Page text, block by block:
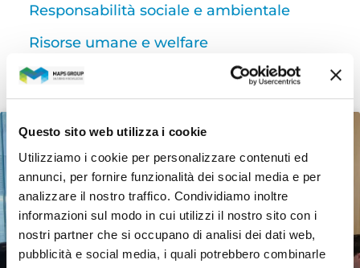
Questo sito web utilizza i cookie
Utilizziamo i cookie per personalizzare contenuti ed
annunci, per fornire funzionalità dei social media e per
analizzare il nostro traffico. Condividiamo inoltre
informazioni sul modo in cui utilizzi il nostro sito con i
nostri partner che si occupano di analisi dei dati web,
pubblicità e social media, i quali potrebbero combinarle
Responsabilità sociale e ambientale
Risorse umane e welfare
Ricerca e sviluppo